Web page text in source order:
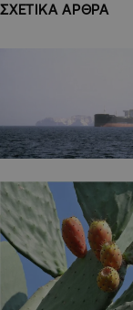
ΣΧΕΤΙΚΑ ΑΡΘΡΑ